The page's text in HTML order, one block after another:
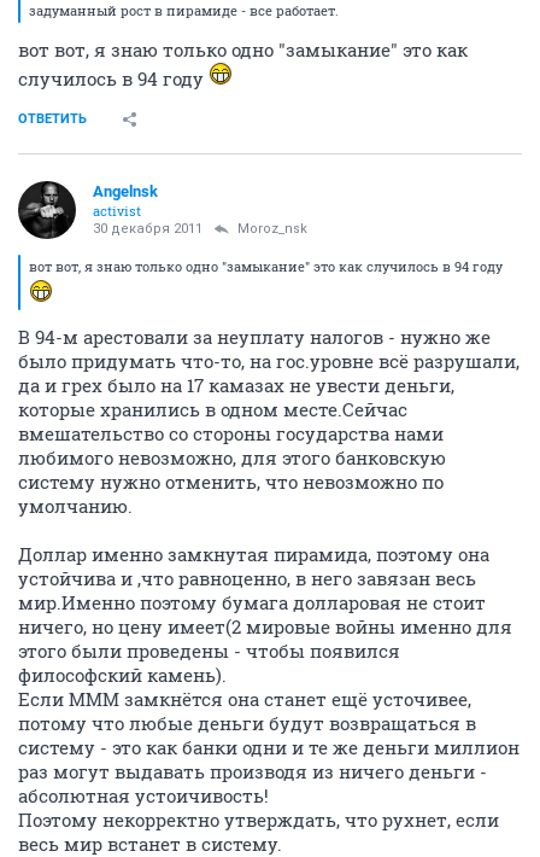
задуманный рост в пирамиде - все работает.
вот вот, я знаю только одно "замыкание" это как
случилось в 94 году
ОТВЕТИТЬ
Angelnsk
activist
30 декабря 2011 Moroz_nsk
вот вот, я знаю только одно "замыкание" это как случилось в 94 году
В 94-м арестовали за неуплату налогов - нужно же
было придумать что-то, на гос.уровне всё разрушали,
да и грех было на 17 камазах не увести деньги,
которые хранились в одном месте.Сейчас
вмешательство со стороны государства нами
любимого невозможно, для этого банковскую
систему нужно отменить, что невозможно по
умолчанию.
Доллар именно замкнутая пирамида, поэтому она
устойчива и ,что равноценно, в него завязан весь
мир.Именно поэтому бумага долларовая не стоит
ничего, но цену имеет(2 мировые войны именно для
этого были проведены - чтобы появился
философский камень).
Если МММ замкнётся она станет ещё усточивее,
потому что любые деньги будут возвращаться в
систему - это как банки одни и те же деньги миллион
раз могут выдавать производя из ничего деньги -
абсолютная устоичивость!
Поэтому некорректно утверждать, что рухнет, если
весь мир встанет в систему.